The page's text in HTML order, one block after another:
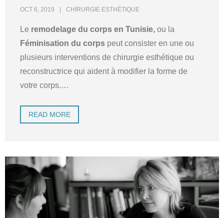
OCT 6, 2019 CHIRURGIE ESTHÉTIQUE
Le remodelage du corps en Tunisie, ou la
Féminisation du corps peut consister en une ou
plusieurs interventions de chirurgie esthétique ou
reconstructrice qui aident à modifier la forme de
votre corps.…
READ MORE